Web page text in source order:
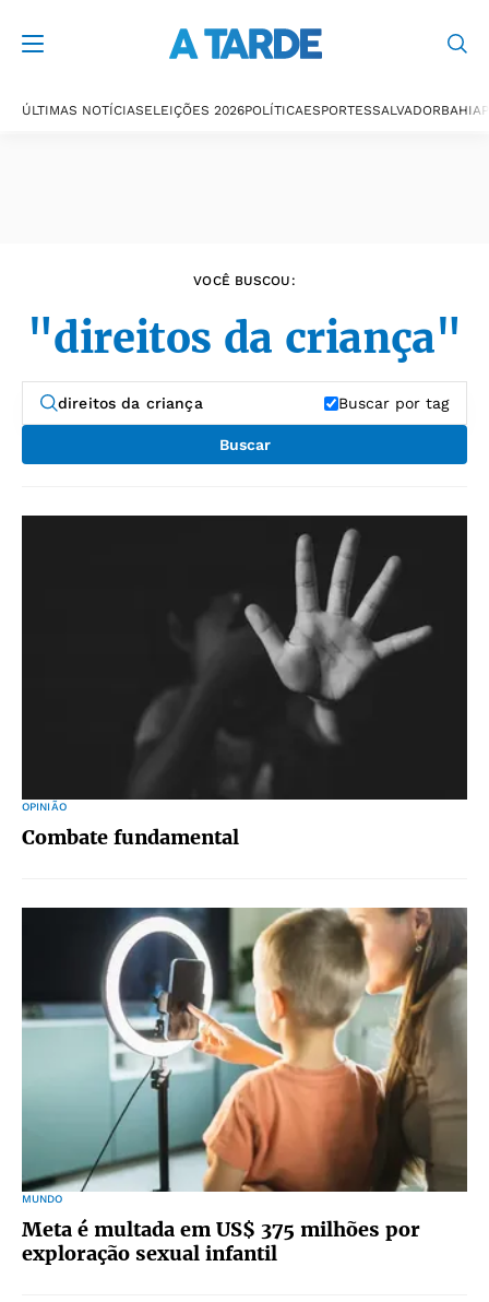
ÚLTIMAS NOTÍCIASELEIÇÕES 2026POLÍTICAESPORTESSALVADORBAHIA
VOCÊ BUSCOU:
"direitos da criança"
Buscar por tag
Buscar
OPINIÃO
Combate fundamental
MUNDO
Meta é multada em US$ 375 milhões por
exploração sexual infantil